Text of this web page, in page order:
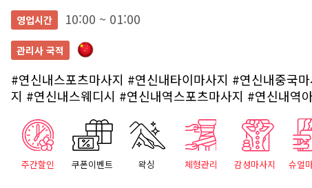
영업시간 10:00 ~ 01:00
관리사 국적
#연신내스포츠마사지 #연신내타이마사지 #연신내중국마
지 #연신내스웨디시 #연신내역스포츠마사지 #연신내역
주간할인 쿠폰이벤트 왁싱 체형관리 감성마사지 슈얼